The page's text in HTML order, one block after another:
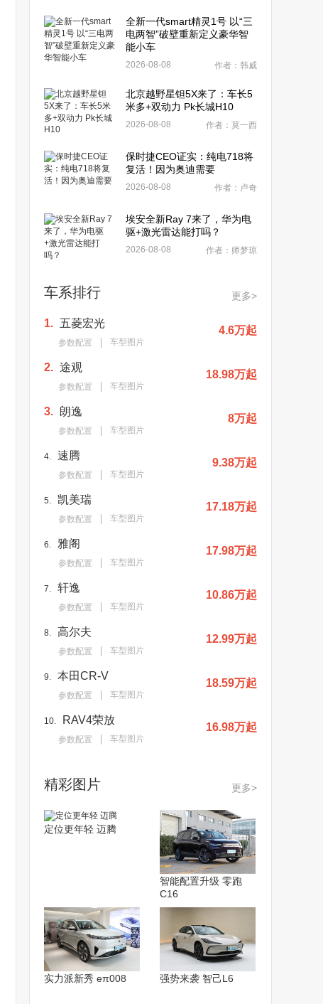
全新一代smart精灵1号 以“三
电两智”破壁重新定义豪华智
能小车
2026-08-08 作者：韩威
北京越野星钽5X来了：车长5
米多+双动力 Pk长城H10
2026-08-08 作者：莫一西
保时捷CEO证实：纯电718将
复活！因为奥迪需要
2026-08-08 作者：卢奇
埃安全新Ray 7来了，华为电
驱+激光雷达能打吗？
2026-08-08 作者：师梦琼
车系排行 更多>
1. 五菱宏光
参数配置 车型图片
4.6万起
2. 途观
参数配置 车型图片
18.98万起
3. 朗逸
参数配置 车型图片
8万起
4. 速腾
参数配置 车型图片
9.38万起
5. 凯美瑞
参数配置 车型图片
17.18万起
6. 雅阁
参数配置 车型图片
17.98万起
7. 轩逸
参数配置 车型图片
10.86万起
8. 高尔夫
参数配置 车型图片
12.99万起
9. 本田CR-V
参数配置 车型图片
18.59万起
10. RAV4荣放
参数配置 车型图片
16.98万起
精彩图片 更多>
定位更年轻 迈腾
智能配置升级 零跑
C16
实力派新秀 eπ008 强势来袭 智己L6